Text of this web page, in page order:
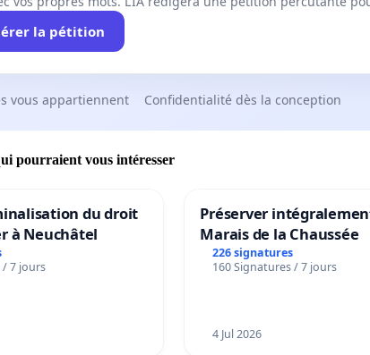
la pétition
vous appartiennent Confidentialité dès la conception
pourraient vous intéresser
du droit
à Neuchâtel
/ 7 jours
Préserver
Marais de la Chaussée
226 signatures
160 Signatures / 7 jours
4 Jul 2026